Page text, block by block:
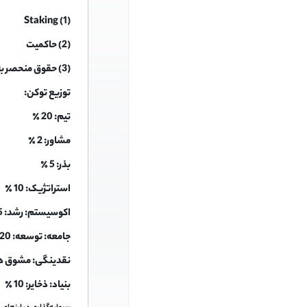
(1) Staking
(2) حاکمیت
(3) حقوق منحصر به فرد
توزیع توکن:
تیم: 20 ٪
مشاور: 2 ٪
بذر: 5 ٪
استراتژیک: 10 ٪
اکوسیستم: رشد: 25 ٪
جامعه: توسعه: 20 ٪
نقدینگی: مشوق
بنیاد: ذخایر: 10 ٪